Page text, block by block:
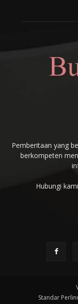
Pemberitaan yang
berkompeten
Hubungi
Standar